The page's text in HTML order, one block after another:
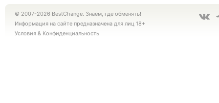
© 2007-2026 BestChange. Знаем, где обменять!
Информация на сайте предназначена для лиц 18+
Условия & Конфиденциальность